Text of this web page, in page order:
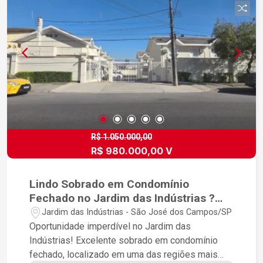
R$ 1.050.000,00
R$ 980.000,00 V
Lindo Sobrado em Condomínio
Fechado no Jardim das Indústrias ?
São José dos Campos | Localização
Privilegiada
Jardim das Indústrias - São José dos Campos/SP
Oportunidade imperdível no Jardim das
Indústrias! Excelente sobrado em condomínio
fechado, localizado em uma das regiões mais